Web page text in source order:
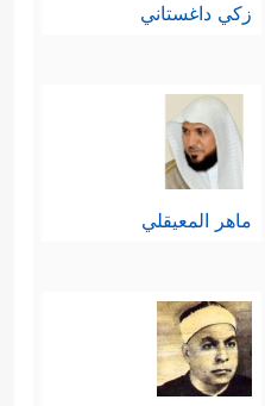
زكي داغستاني
ماهر المعيقلي